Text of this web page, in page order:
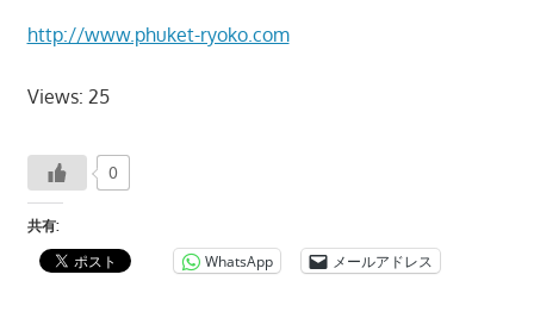
報
プ
ッ
ト・
パ
http://www.phuket-ryoko.com
Views: 25
0
共有:
WhatsApp メールアドレス